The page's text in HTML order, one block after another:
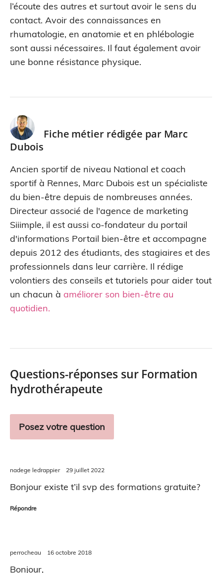
l’écoute des autres et surtout avoir le sens du
contact. Avoir des connaissances en
rhumatologie, en anatomie et en phlébologie
sont aussi nécessaires. Il faut également avoir
une bonne résistance physique.
Fiche métier rédigée par Marc
Dubois
Ancien sportif de niveau National et coach
sportif à Rennes, Marc Dubois est un spécialiste
du bien-être depuis de nombreuses années.
Directeur associé de l'agence de marketing
Siiimple, il est aussi co-fondateur du portail
d'informations Portail bien-être et accompagne
depuis 2012 des étudiants, des stagiaires et des
professionnels dans leur carrière. Il rédige
volontiers des conseils et tutoriels pour aider tout
un chacun à améliorer son bien-être au
quotidien.
Questions-réponses sur Formation
hydrothérapeute
Posez votre question
nadege ledrappier 29 juillet 2022
Bonjour existe t’il svp des formations gratuite?
Répondre
perrocheau 16 octobre 2018
Bonjour,